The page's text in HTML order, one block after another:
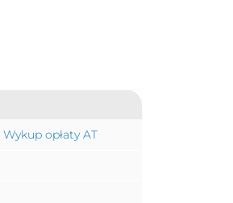
Wykup opłaty AT